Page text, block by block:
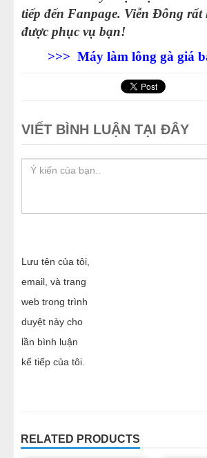
tiếp đến Fanpage. Viễn Đông
được phục vụ bạn!
>>> Máy làm lông gà giá
VIẾT BÌNH LUẬN TẠI ĐÂY
Lưu tên của tôi,
email, và trang
web trong trình
duyệt này cho
lần bình luận
kế tiếp của tôi.
RELATED PRODUCTS